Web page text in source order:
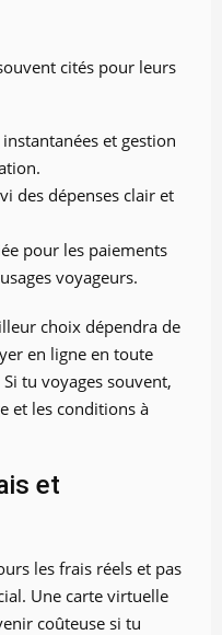
cités pour leurs
et gestion
des dépenses clair et
pour les paiements
voyageurs.
choix dépendra de
en ligne en toute
tu voyages souvent,
et les conditions à
et
les frais réels et pas
Une carte virtuelle
coûteuse si tu